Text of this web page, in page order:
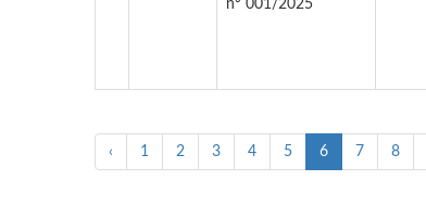
nº 001/2025
‹ 1 2 3 4 5 6 7 8